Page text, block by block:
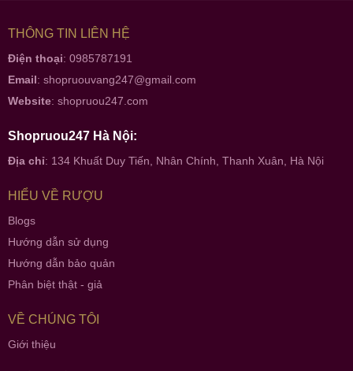
THÔNG TIN LIÊN HỆ
Điện thoại: 0985787191
Email: shopruouvang247@gmail.com
Website: shopruou247.com
Shopruou247 Hà Nội:
Địa chỉ: 134 Khuất Duy Tiến, Nhân Chính, Thanh Xuân, Hà Nội
HIỂU VỀ RƯỢU
Blogs
Hướng dẫn sử dụng
Hướng dẫn bảo quản
Phân biệt thật - giả
VỀ CHÚNG TÔI
Giới thiệu